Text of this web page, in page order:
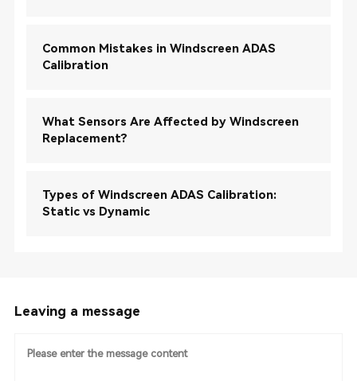
Common Mistakes in Windscreen ADAS
Calibration
What Sensors Are Affected by Windscreen
Replacement?
Types of Windscreen ADAS Calibration:
Static vs Dynamic
Leaving a message